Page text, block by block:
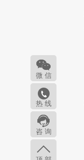
微 信
热 线
咨 询